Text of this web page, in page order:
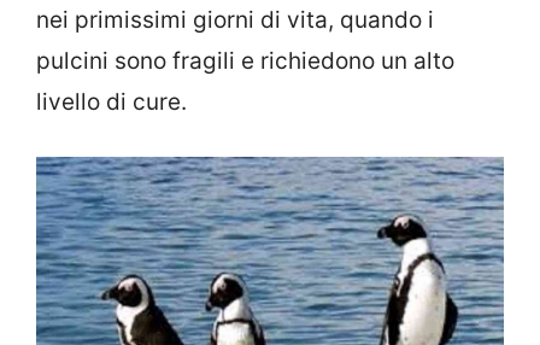
nei primissimi giorni di vita, quando i
pulcini sono fragili e richiedono un alto
livello di cure.